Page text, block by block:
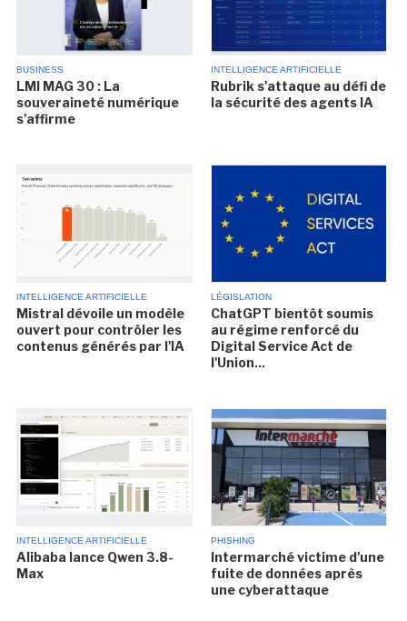
BUSINESS
LMI MAG 30 : La
souveraineté numérique
s'affirme
INTELLIGENCE ARTIFICIELLE
Rubrik s'attaque au défi de
la sécurité des agents IA
INTELLIGENCE ARTIFICIELLE
Mistral dévoile un modèle
ouvert pour contrôler les
contenus générés par l'IA
LÉGISLATION
ChatGPT bientôt soumis
au régime renforcé du
Digital Service Act de
l'Union...
INTELLIGENCE ARTIFICIELLE
Alibaba lance Qwen 3.8-
Max
PHISHING
Intermarché victime d'une
fuite de données après
une cyberattaque